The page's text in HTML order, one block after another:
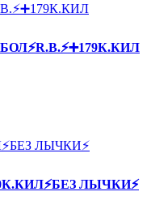
ЛЫЧКИ⚡